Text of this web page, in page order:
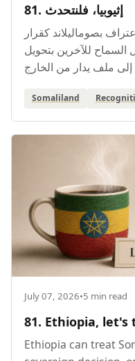
81. إثيوبيا، فلنتحدث
بصوماليلاند كقرار
للآخرين بتحويل
Somaliland
July 07, 2026•5 min read
81. Ethiopia, let's
Ethiopia can treat